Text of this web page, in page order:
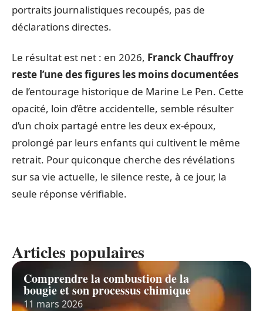
portraits journalistiques recoupés, pas de
déclarations directes.
Le résultat est net : en 2026, Franck Chauffroy
reste l’une des figures les moins documentées
de l’entourage historique de Marine Le Pen. Cette
opacité, loin d’être accidentelle, semble résulter
d’un choix partagé entre les deux ex-époux,
prolongé par leurs enfants qui cultivent le même
retrait. Pour quiconque cherche des révélations
sur sa vie actuelle, le silence reste, à ce jour, la
seule réponse vérifiable.
Articles populaires
Comprendre la combustion de la
bougie et son processus chimique
11 mars 2026